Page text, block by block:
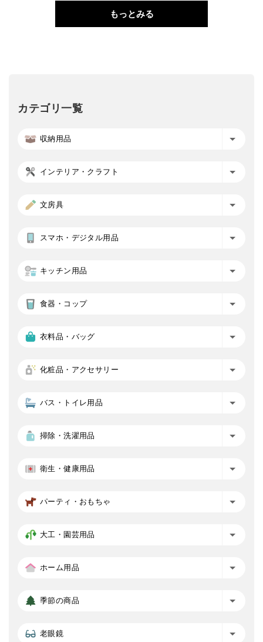
もっとみる
カテゴリ一覧
収納用品
インテリア・クラフト
文房具
スマホ・デジタル用品
キッチン用品
食器・コップ
衣料品・バッグ
化粧品・アクセサリー
バス・トイレ用品
掃除・洗濯用品
衛生・健康用品
パーティ・おもちゃ
大工・園芸用品
ホーム用品
季節の商品
老眼鏡